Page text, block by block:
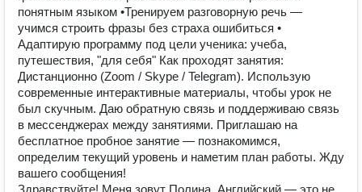
понятным языком •Тренируем разговорную речь —
учимся строить фразы без страха ошибиться •
Адаптирую программу под цели ученика: учеба,
путешествия, "для себя" Как проходят занятия:
Дистанционно (Zoom / Skype / Telegram). Использую
современные интерактивные материалы, чтобы урок не
был скучным. Даю обратную связь и поддерживаю связь
в мессенджерах между занятиями. Приглашаю на
бесплатное пробное занятие — познакомимся,
определим текущий уровень и наметим план работы. Жду
вашего сообщения!
Здравствуйте! Меня зовут Полина. Английский — это не